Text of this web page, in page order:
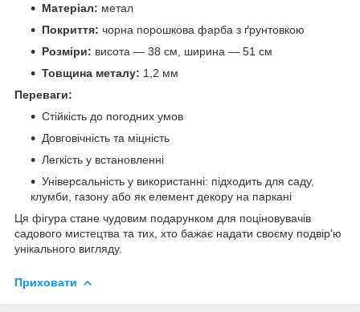
Матеріал: метал
Покриття: чорна порошкова фарба з ґрунтовкою
Розміри: висота — 38 см, ширина — 51 см
Товщина металу: 1,2 мм
Переваги:
Стійкість до погодних умов
Довговічність та міцність
Легкість у встановленні
Універсальність у використанні: підходить для саду,
клумби, газону або як елемент декору на паркані
Ця фігура стане чудовим подарунком для поціновувачів
садового мистецтва та тих, хто бажає надати своєму подвір'ю
унікального вигляду.
Приховати